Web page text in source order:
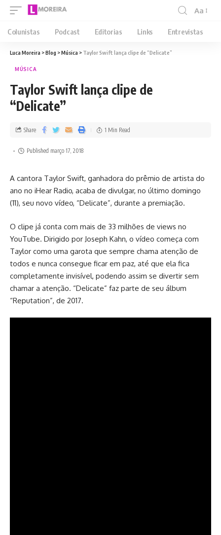
Aa
Colunistas Podcast Editorias Links Entrevistas
Luca Moreira >Blog >Música > Taylor Swift lança clipe de “Delicate”
MÚSICA
Taylor Swift lança clipe de
“Delicate”
Published março 17, 2018
Share 1 Min Read
A cantora Taylor Swift, ganhadora do prêmio de artista do
ano no iHear Radio, acaba de divulgar, no último domingo
(11), seu novo vídeo, “Delicate”, durante a premiação.
O clipe já conta com mais de 33 milhões de views no
YouTube. Dirigido por Joseph Kahn, o vídeo começa com
Taylor como uma garota que sempre chama atenção de
todos e nunca consegue ficar em paz, até que ela fica
completamente invisível, podendo assim se divertir sem
chamar a atenção. “Delicate” faz parte de seu álbum
“Reputation”, de 2017.